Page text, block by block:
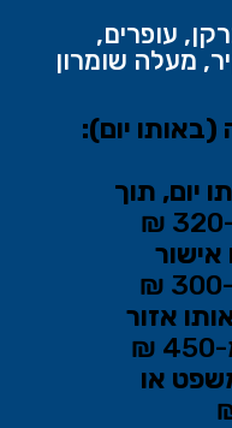
עופרים,
מעלה שומרון
יום):
יום, תוך
אזור
₪
או